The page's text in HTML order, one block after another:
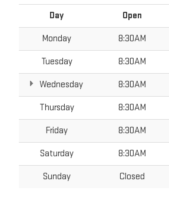
Day Open
Monday 8:30AM
Tuesday 8:30AM
Wednesday 8:30AM
Thursday 8:30AM
Friday 8:30AM
Saturday 8:30AM
Sunday Closed